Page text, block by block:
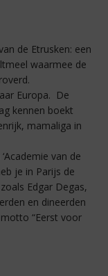
de Etrusken: een
waarmee de
Europa. De
kennen boekt
mamaliga in
van de
je in Parijs de
Edgar Degas,
en dineerden
“Eerst voor